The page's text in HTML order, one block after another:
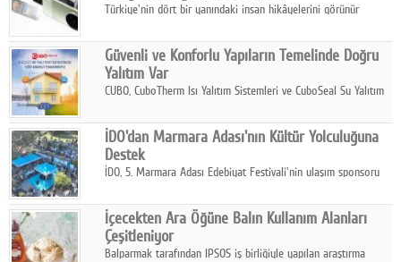
Türkiye'nin dört bir yanındaki insan hikâyelerini görünür
insanını, kültürünü ve yaşamını portre fotoğraflarıyla
anlatmaya davet ediyor.
Güvenli ve Konforlu Yapıların Temelinde Doğru
Yalıtım Var
CUBO, CuboTherm Isı Yalıtım Sistemleri ve CuboSeal Su Yalıtım
ve sürdürülebilir çözümler sunuyor.
İDO'dan Marmara Adası'nın Kültür Yolculuğuna
Destek
İDO, 5. Marmara Adası Edebiyat Festivali'nin ulaşım sponsoru
ettiriyor.
İçecekten Ara Öğüne Balın Kullanım Alanları
Çeşitleniyor
Balparmak tarafından IPSOS iş birliğiyle yapılan araştırma